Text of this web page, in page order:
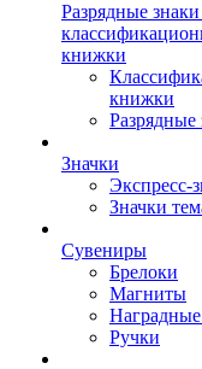
Разрядные
книжки
книжки
Разрядные
Значки
Экспресс-
Значки
Сувениры
Брелоки
Магниты
Наградные
Ручки